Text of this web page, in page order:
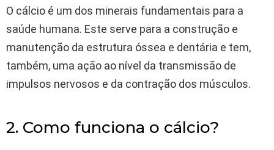
O cálcio é um dos minerais fundamentais para a
saúde humana. Este serve para a construção e
manutenção da estrutura óssea e dentária e tem,
também, uma ação ao nível da transmissão de
impulsos nervosos e da contração dos músculos.
2. Como funciona o cálcio?